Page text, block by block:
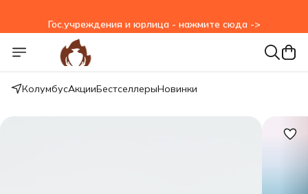
КолумбусАкцииБестселлерыНовинки